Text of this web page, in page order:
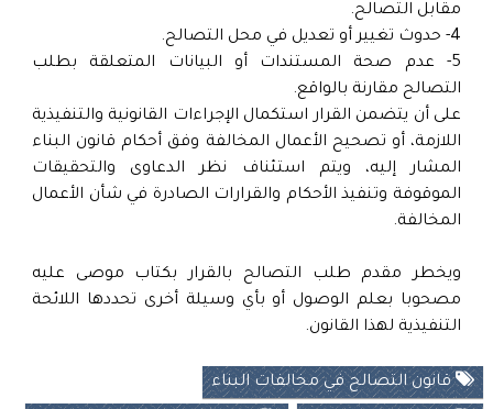
مقابل التصالح.
4- حدوث تغيير أو تعديل في محل التصالح.
5- عدم صحة المستندات أو البيانات المتعلقة بطلب
التصالح مقارنة بالواقع.
على أن يتضمن القرار استكمال الإجراءات القانونية والتنفيذية
اللازمة، أو تصحيح الأعمال المخالفة وفق أحكام قانون البناء
المشار إليه، ويتم استئناف نظر الدعاوى والتحقيقات
الموقوفة وتنفيذ الأحكام والقرارات الصادرة في شأن الأعمال
المخالفة.
ويخطر مقدم طلب التصالح بالقرار بكتاب موصى عليه
مصحوبا بعلم الوصول أو بأي وسيلة أخرى تحددها اللائحة
التنفيذية لهذا القانون.
قانون التصالح في مخالفات البناء